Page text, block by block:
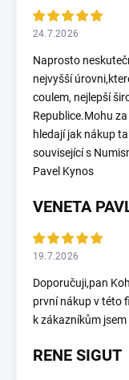
24.7.2026
Naprosto
nejvyšší
coulem, nejlepší
Republice.Mohu
hledají jak nákup
související s
Pavel Kynos
VENETA
19.7.2026
Doporučuji,pan
první nákup v této
k zákazníkům
RENE SIGUT